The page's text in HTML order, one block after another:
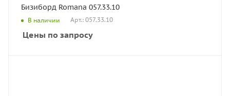
Бизиборд Romana 057.33.10
В наличии Арт.: 057.33.10
Цены по запросу